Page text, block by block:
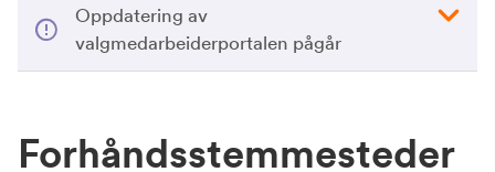
Oppdatering av
valgmedarbeiderportalen pågår
Forhåndsstemmesteder